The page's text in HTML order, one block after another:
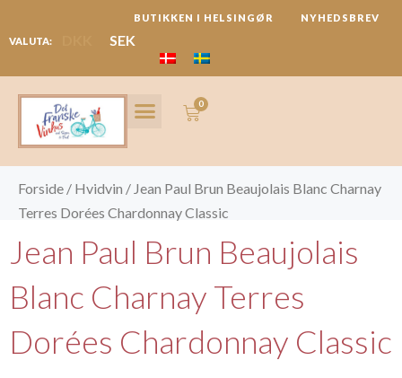
til
BUTIKKEN I HELSINGØR
NYHEDSBREV
VALUTA:
SEK
0
Kurv
Forside / Hvidvin / Jean Paul Brun Beaujolais Blanc Charnay
Terres Dorées Chardonnay Classic
Jean Paul Brun Beaujolais
Blanc Charnay Terres
Dorées Chardonnay Classic